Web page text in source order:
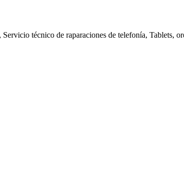
técnico de raparaciones de telefonía, Tablets,